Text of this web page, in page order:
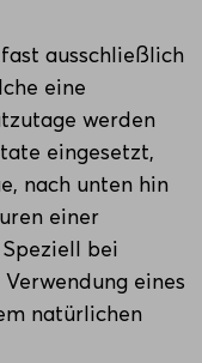
ausschließlich
eine
werden
eingesetzt,
nach unten hin
einer
bei
eines
natürlichen